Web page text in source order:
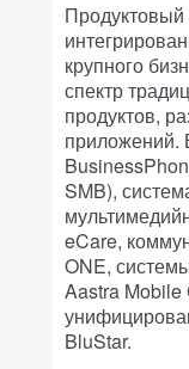
крупного
спектр
продуктов,
приложений.
SMB),
eCare,
ONE,
Aastra Mobile
BluStar.